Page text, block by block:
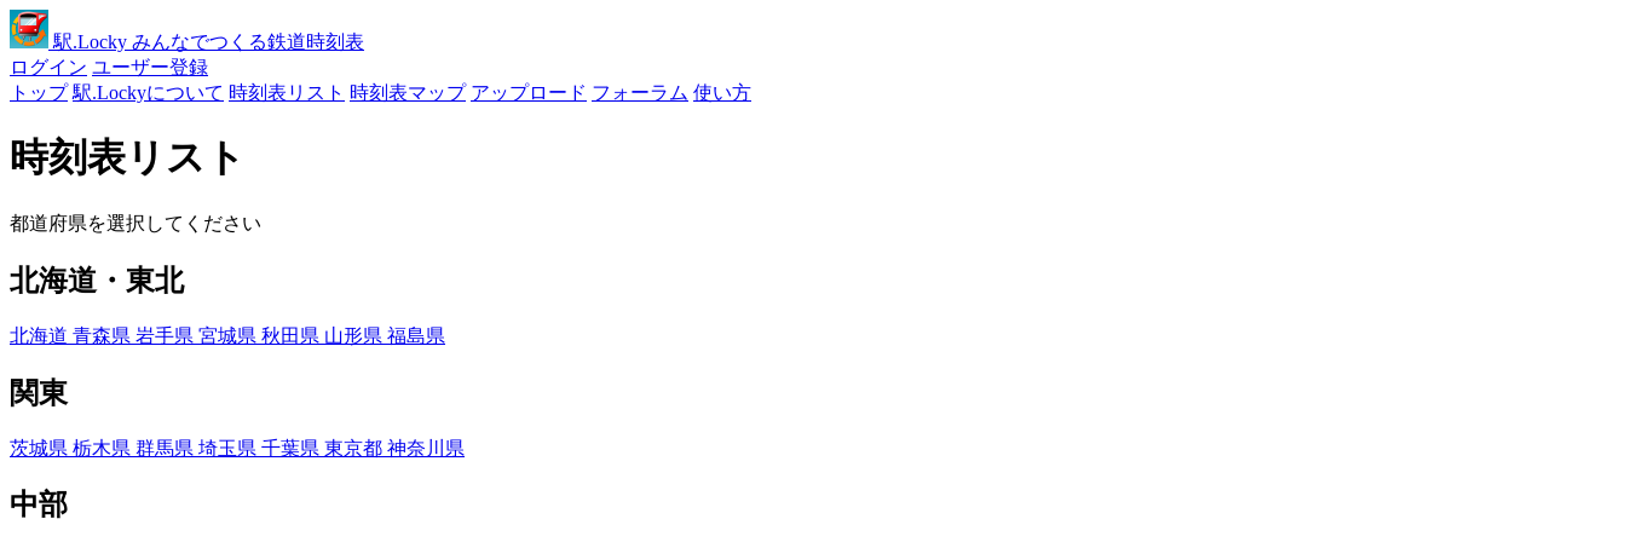
駅.Locky みんなでつくる鉄道時刻表
ログイン ユーザー登録
トップ 駅.Lockyについて 時刻表リスト 時刻表マップ アップロード フォーラム 使い方
時刻表リスト
都道府県を選択してください
北海道・東北
北海道 青森県 岩手県 宮城県 秋田県 山形県 福島県
関東
茨城県 栃木県 群馬県 埼玉県 千葉県 東京都 神奈川県
中部